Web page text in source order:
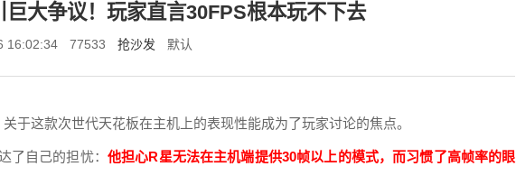
巨大争议！玩家直言30FPS根本玩不下去
16:02:34 77533 抢沙发 默认
于这款次世代天花板在主机上的表现性能成为了玩家讨论的焦点。
了自己的担忧： 他担心R星无法在主机端提供30帧以上的模式，而习惯了高帧率的眼